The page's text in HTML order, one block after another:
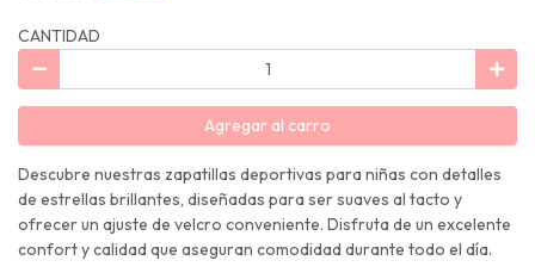
CANTIDAD
Agregar al carro
Descubre nuestras zapatillas deportivas para niñas con detalles
de estrellas brillantes, diseñadas para ser suaves al tacto y
ofrecer un ajuste de velcro conveniente. Disfruta de un excelente
confort y calidad que aseguran comodidad durante todo el día.